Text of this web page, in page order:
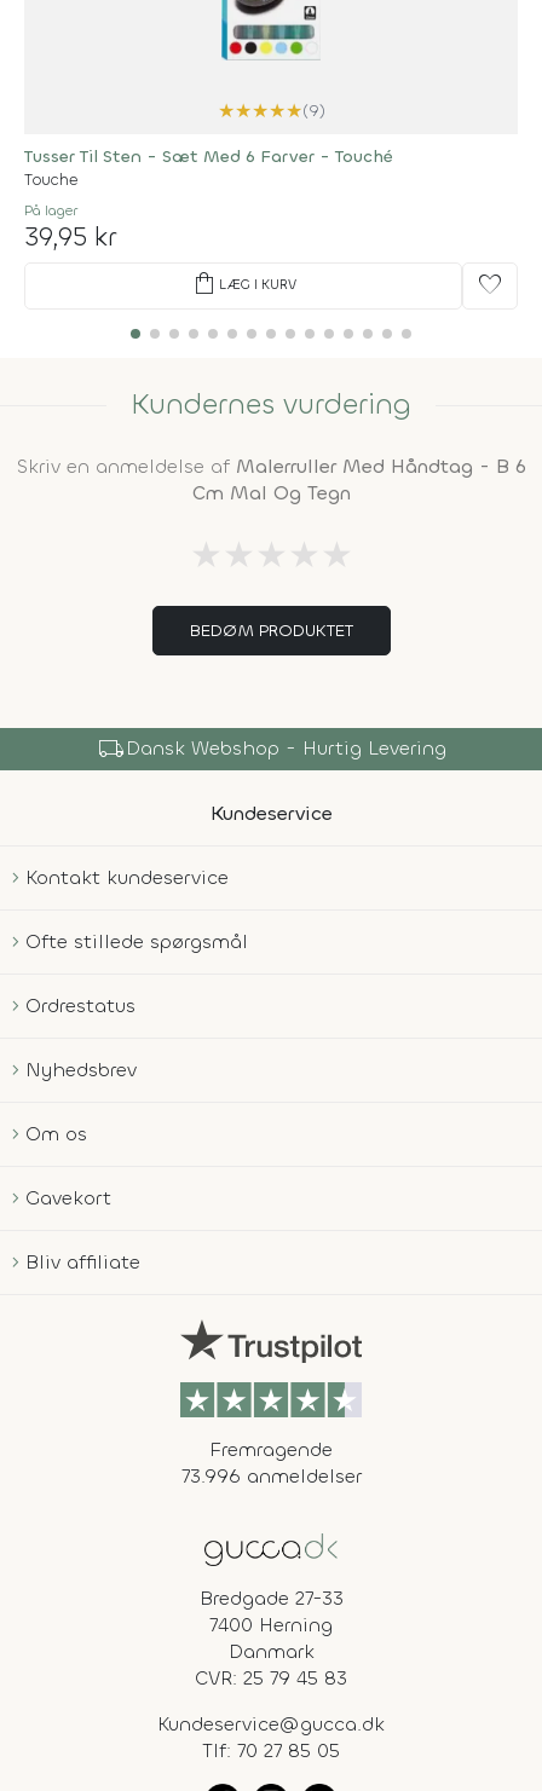
★★★★★(9)
Tusser Til Sten - Sæt Med 6 Farver - Touché
Touche
På lager
39,95 kr
shopping_bag LÆG I KURV favorite
Kundernes vurdering
Skriv en anmeldelse af Malerruller Med Håndtag - B 6
Cm Mal Og Tegn
★ ★ ★ ★ ★
BEDØM PRODUKTET
local_shippingDansk Webshop - Hurtig Levering
Kundeservice
Kontakt kundeservice
Ofte stillede spørgsmål
Ordrestatus
Nyhedsbrev
Om os
Gavekort
Bliv affiliate
Fremragende
73.996 anmeldelser
Bredgade 27-33
7400 Herning
Danmark
CVR: 25 79 45 83
Kundeservice@gucca.dk
Tlf: 70 27 85 05